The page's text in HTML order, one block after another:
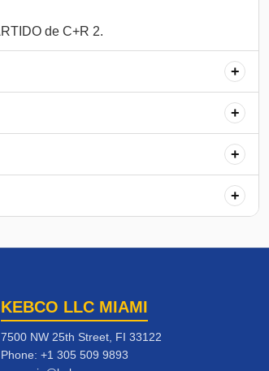
+
+
+
+
KEBCO LLC MIAMI
7500 NW 25th Street, FI 33122
Phone: +1 305 509 9893